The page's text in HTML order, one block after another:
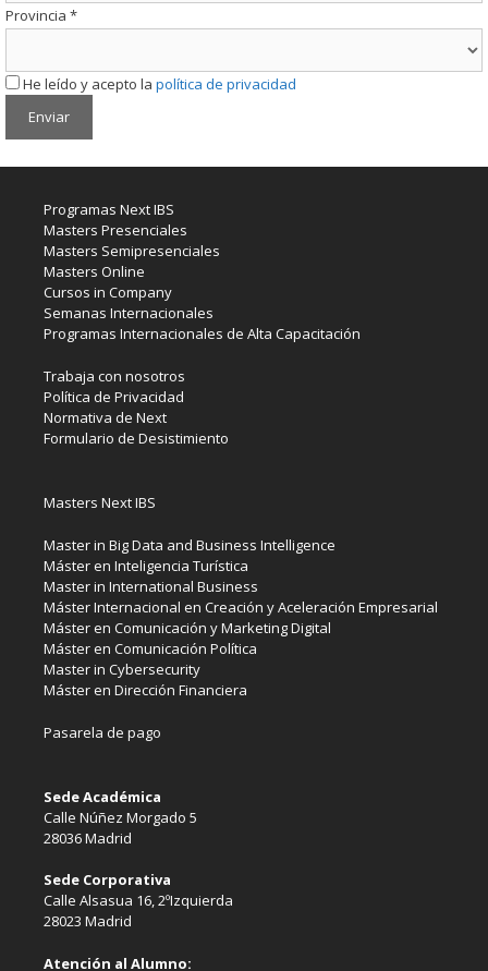
Provincia *
He leído y acepto la política de privacidad
Programas Next IBS
Masters Presenciales
Masters Semipresenciales
Masters Online
Cursos in Company
Semanas Internacionales
Programas Internacionales de Alta Capacitación
Trabaja con nosotros
Política de Privacidad
Normativa de Next
Formulario de Desistimiento
Masters Next IBS
Master in Big Data and Business Intelligence
Máster en Inteligencia Turística
Master in International Business
Máster Internacional en Creación y Aceleración Empresarial
Máster en Comunicación y Marketing Digital
Máster en Comunicación Política
Master in Cybersecurity
Máster en Dirección Financiera
Pasarela de pago
Sede Académica
Calle Núñez Morgado 5
28036 Madrid
Sede Corporativa
Calle Alsasua 16, 2ºIzquierda
28023 Madrid
Atención al Alumno: